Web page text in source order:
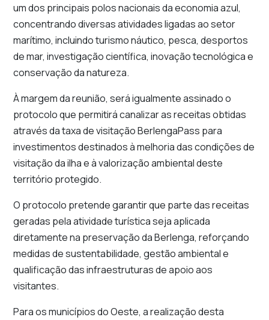
um dos principais polos nacionais da economia azul,
concentrando diversas atividades ligadas ao setor
marítimo, incluindo turismo náutico, pesca, desportos
de mar, investigação científica, inovação tecnológica e
conservação da natureza.
À margem da reunião, será igualmente assinado o
protocolo que permitirá canalizar as receitas obtidas
através da taxa de visitação BerlengaPass para
investimentos destinados à melhoria das condições de
visitação da ilha e à valorização ambiental deste
território protegido.
O protocolo pretende garantir que parte das receitas
geradas pela atividade turística seja aplicada
diretamente na preservação da Berlenga, reforçando
medidas de sustentabilidade, gestão ambiental e
qualificação das infraestruturas de apoio aos
visitantes.
Para os municípios do Oeste, a realização desta